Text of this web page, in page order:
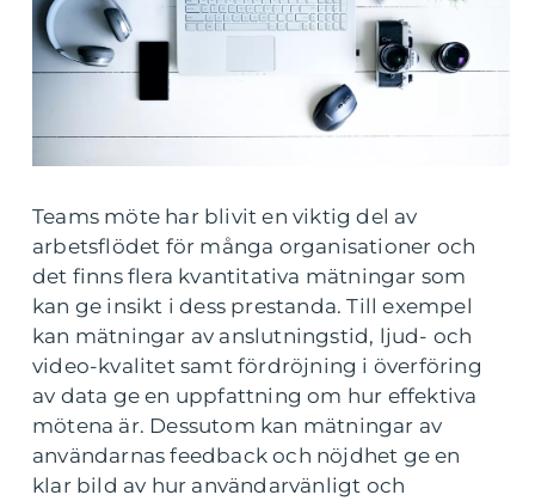
Teams möte har blivit en viktig del av
arbetsflödet för många organisationer och
det finns flera kvantitativa mätningar som
kan ge insikt i dess prestanda. Till exempel
kan mätningar av anslutningstid, ljud- och
video-kvalitet samt fördröjning i överföring
av data ge en uppfattning om hur effektiva
mötena är. Dessutom kan mätningar av
användarnas feedback och nöjdhet ge en
klar bild av hur användarvänligt och